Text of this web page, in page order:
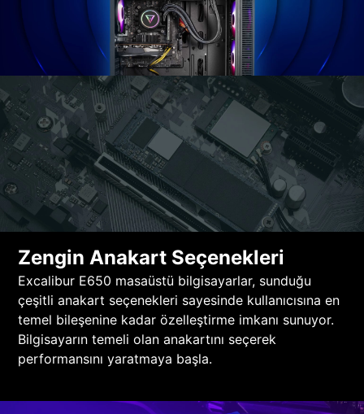
Zengin Anakart Seçenekleri
Excalibur E650 masaüstü bilgisayarlar, sunduğu
çeşitli anakart seçenekleri sayesinde kullanıcısına en
temel bileşenine kadar özelleştirme imkanı sunuyor.
Bilgisayarın temeli olan anakartını seçerek
performansını yaratmaya başla.